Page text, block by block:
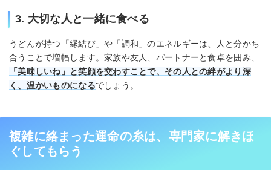
3. 大切な人と一緒に食べる
うどんが持つ「縁結び」や「調和」のエネルギーは、人と分かち
合うことで増幅します。家族や友人、パートナーと食卓を囲み、
「美味しいね」と笑顔を交わすことで、その人との絆がより深
く、温かいものになるでしょう。
複雑に絡まった運命の糸は、専門家に解きほ
ぐしてもらう